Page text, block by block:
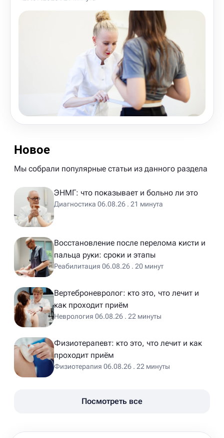
Новое
Мы собрали популярные статьи из данного раздела
ЭНМГ: что показывает и больно ли это
Диагностика 06.08.26 . 21 минута
Восстановление после перелома кисти и
пальца руки: сроки и этапы
Реабилитация 06.08.26 . 20 минут
Вертеброневролог: кто это, что лечит и
как проходит приём
Неврология 06.08.26 . 22 минуты
Физиотерапевт: кто это, что лечит и как
проходит приём
Физиотерапия 06.08.26 . 22 минуты
Посмотреть все